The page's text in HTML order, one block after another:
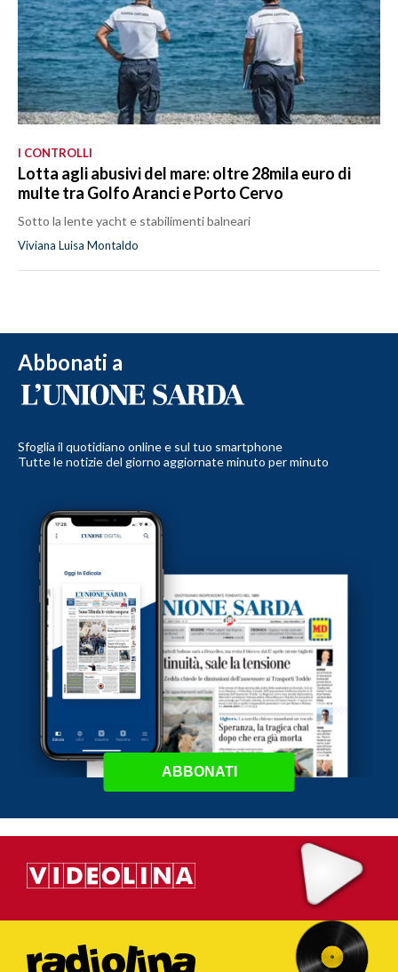
I CONTROLLI
Lotta agli abusivi del mare: oltre 28mila euro di
multe tra Golfo Aranci e Porto Cervo
Sotto la lente yacht e stabilimenti balneari
Viviana Luisa Montaldo
Abbonati a
Sfoglia il quotidiano online e sul tuo smartphone
Tutte le notizie del giorno aggiornate minuto per minuto
ABBONATI